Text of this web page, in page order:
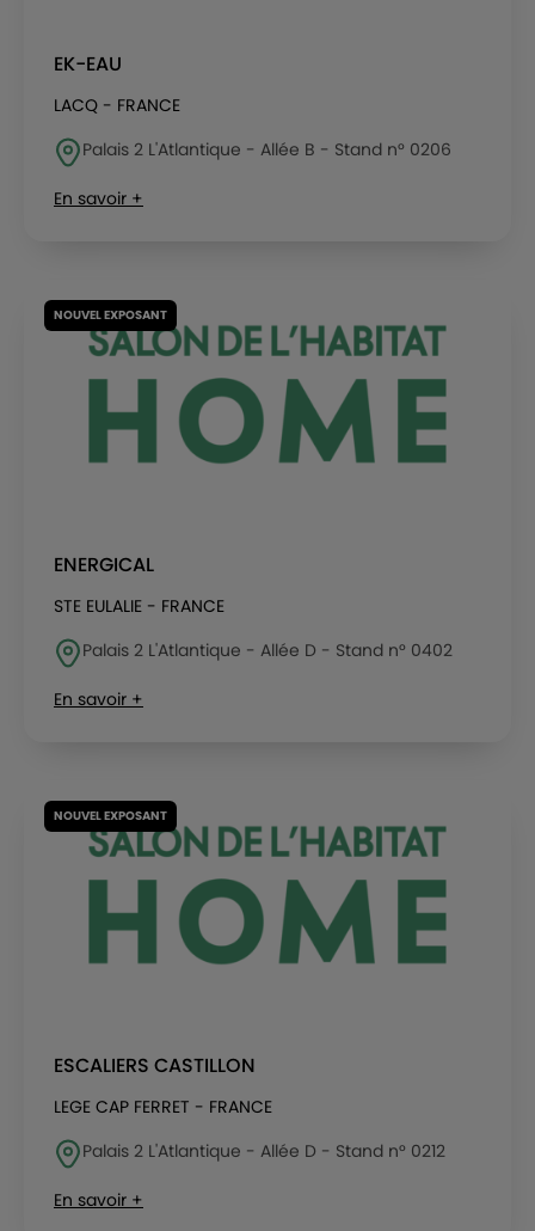
EK-EAU
LACQ - FRANCE
Palais 2 L'Atlantique - Allée B - Stand n° 0206
En savoir +
NOUVEL EXPOSANT
ENERGICAL
STE EULALIE - FRANCE
Palais 2 L'Atlantique - Allée D - Stand n° 0402
En savoir +
NOUVEL EXPOSANT
ESCALIERS CASTILLON
LEGE CAP FERRET - FRANCE
Palais 2 L'Atlantique - Allée D - Stand n° 0212
En savoir +